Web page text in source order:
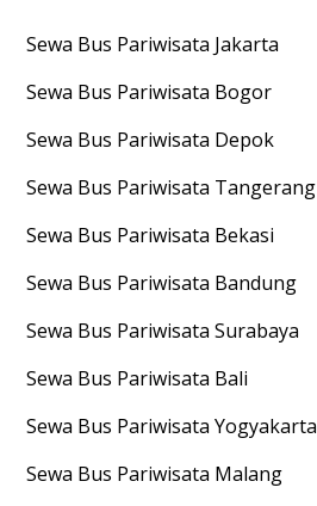
Sewa Bus Pariwisata Jakarta
Sewa Bus Pariwisata Bogor
Sewa Bus Pariwisata Depok
Sewa Bus Pariwisata Tangerang
Sewa Bus Pariwisata Bekasi
Sewa Bus Pariwisata Bandung
Sewa Bus Pariwisata Surabaya
Sewa Bus Pariwisata Bali
Sewa Bus Pariwisata Yogyakarta
Sewa Bus Pariwisata Malang